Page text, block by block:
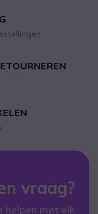
vraag?
helpen met elk